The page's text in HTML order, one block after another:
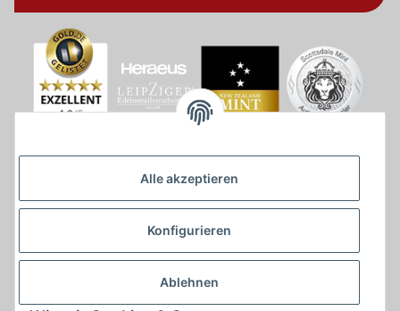
Alle akzeptieren
Konfigurieren
Ablehnen